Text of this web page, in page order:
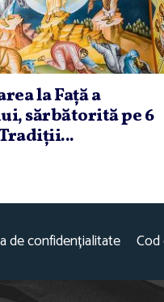
la Faţă a
sărbătorită pe 6
de confidențialitate